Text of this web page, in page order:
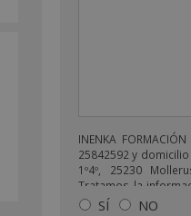
INENKA
25842592 y
1º4º, 25230
Tratamos la
enviarle correos
SÍ NO